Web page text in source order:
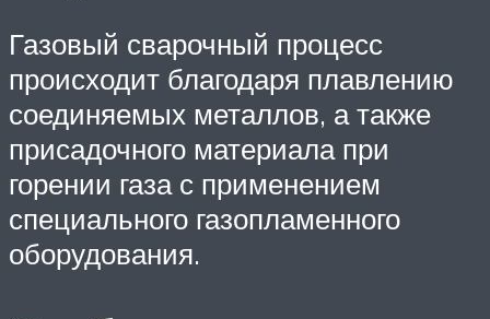
Газовый сварочный процесс
происходит благодаря плавлению
соединяемых металлов, а также
присадочного материала при
горении газа с применением
специального газопламенного
оборудования.